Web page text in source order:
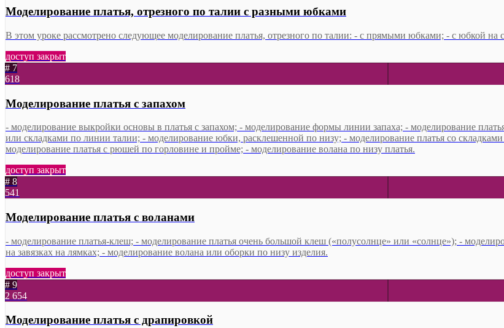
Моделирование платья, отрезного по талии с разными юбками
В этом уроке рассмотрено следующее моделирование платья, отрезного по талии: - с прямыми юбками; - с юбкой на
доступ закрыт
# 7
618
Моделирование платья с запахом
- моделирование выкройки основы в платья с запахом; - моделирование формы линии запаха; - моделирование
или складками по линии талии; - моделирование юбки, расклешенной по низу; - моделирование платья со
моделирование платья с рюшей по горловине и пройме; - моделирование волана по низу платья.
доступ закрыт
# 8
541
Моделирование платья с воланами
- моделирование платья-клеш; - моделирование платья очень большой клеш («полусолнце» или «солнце»); -
на завязках на лямках; - моделирование волана или оборки по низу изделия.
доступ закрыт
# 9
2 654
Моделирование платья с драпировкой